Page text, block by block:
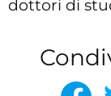
dottori di